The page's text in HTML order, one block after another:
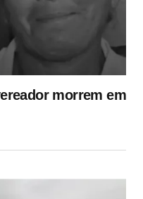
morrem em